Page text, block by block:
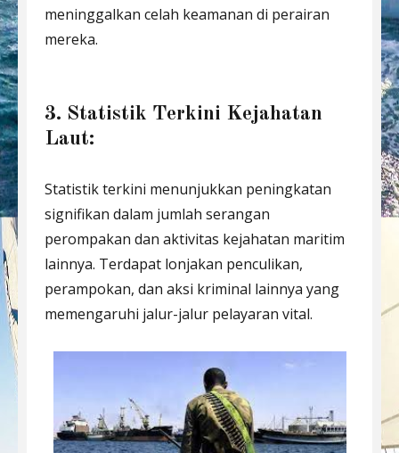
meninggalkan celah keamanan di perairan
mereka.
3. Statistik Terkini Kejahatan
Laut:
Statistik terkini menunjukkan peningkatan
signifikan dalam jumlah serangan
perompakan dan aktivitas kejahatan maritim
lainnya. Terdapat lonjakan penculikan,
perampokan, dan aksi kriminal lainnya yang
memengaruhi jalur-jalur pelayaran vital.